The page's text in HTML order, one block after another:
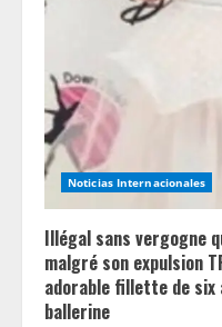
a
d
i
n
g Noticias Internacionales
Illégal sans vergogne
malgré son expulsion
adorable fillette de six
ballerine